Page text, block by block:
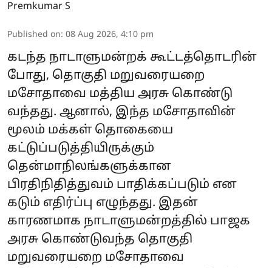
Premkumar S
Published on: 08 Aug 2026, 4:10 pm
கடந்த நாடாளுமன்றக் கூட்டத்தொடரின்
போது, தொகுதி மறுவரையறை
மசோதாவை மத்திய அரசு கொண்டு
வந்தது. ஆனால், இந்த மசோதாவின்
மூலம் மக்கள் தொகையை
கட்டுப்படுத்தியிருக்கும்
தென்மாநிலங்களுக்கான
பிரதிநிதித்துவம் பாதிக்கப்படும் என
கடும் எதிர்ப்பு எழுந்தது. இதன்
காரணமாக நாடாளுமன்றத்தில் பாஜக
அரசு கொண்டுவந்த தொகுதி
மறுவரையறை மசோதாவை